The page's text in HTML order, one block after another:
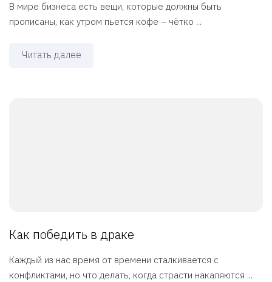
В мире бизнеса есть вещи, которые должны быть
прописаны, как утром пьется кофе – чётко ...
Читать далее
Как победить в драке
Каждый из нас время от времени сталкивается с
конфликтами, но что делать, когда страсти накаляются ...